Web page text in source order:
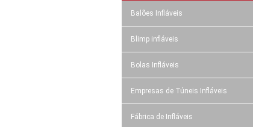
Balões Infláveis
Blimp infláveis
Bolas Infláveis
Empresas de Túneis Infláveis
Fábrica de Infláveis